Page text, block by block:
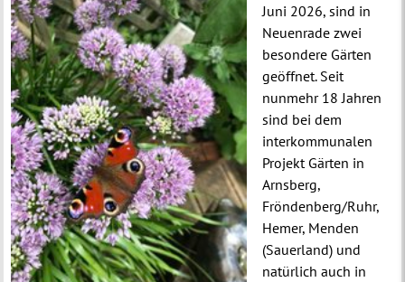
Juni 2026, sind in
Neuenrade zwei
besondere Gärten
geöffnet.Seit
nunmehr 18 Jahren
sind bei dem
interkommunalen
Projekt Gärten in
Arnsberg,
Fröndenberg/Ruhr,
Hemer, Menden
(Sauerland) und
natürlich auch in